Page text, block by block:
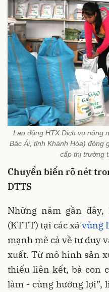
Lao động HTX Dịch vụ nông
Bác Ái, tỉnh Khánh Hòa) đóng
cấp thị trường
Chuyển biến rõ nét
DTTS
Những năm gần
(KTTT) tại các xã vùng
mạnh mẽ cả về tư duy
xuất. Từ mô hình sản
thiếu liên kết, bà con
làm - cùng hưởng lợi”,